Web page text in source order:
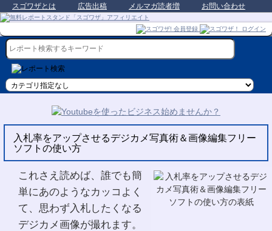
スゴワザとは 広告出稿 メルマガ読者増 お問い合わせ
入札率をアップさせるデジカメ写真術＆画像編集フリー
ソフトの使い方
これさえ読めば、誰でも簡
単にあのようなカッコよく
て、思わず入札したくなる
デジカメ画像が撮れます。